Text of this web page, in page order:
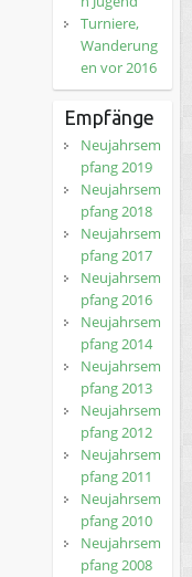
Turniere,
Wanderung
en vor 2016
Empfänge
Neujahrsem
pfang 2019
Neujahrsem
pfang 2018
Neujahrsem
pfang 2017
Neujahrsem
pfang 2016
Neujahrsem
pfang 2014
Neujahrsem
pfang 2013
Neujahrsem
pfang 2012
Neujahrsem
pfang 2011
Neujahrsem
pfang 2010
Neujahrsem
pfang 2008